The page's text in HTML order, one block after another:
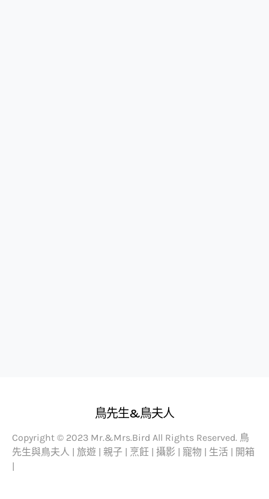
鳥先生&鳥夫人
Copyright © 2023 Mr.&Mrs.Bird All Rights Reserved. 鳥
先生與鳥夫人 | 旅遊 | 親子 | 烹飪 | 攝影 | 寵物 | 生活 | 開箱
|